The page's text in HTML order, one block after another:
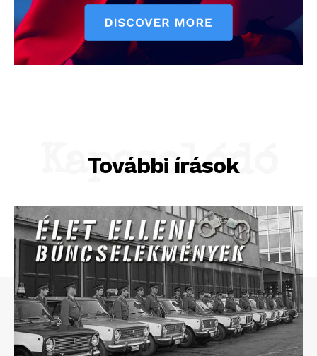
További írások
Kapcsolódó